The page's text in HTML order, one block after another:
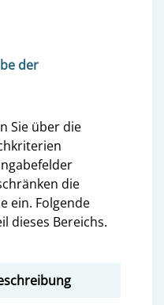
der
Sie über die
die
ein. Folgende
dieses Bereichs.